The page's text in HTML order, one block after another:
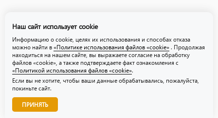
Политика использования файлов «cookie»
Звоните нам!
Наш сайт использует cookie
Информацию о cookie, целях их использования и способах отказа
можно найти в «Политике использования файлов «cookie» . Продолжая
находиться на нашем сайте, вы выражаете согласие на обработку
файлов «cookie», а также подтверждаете факт ознакомления с
«Политикой использования файлов «cookie».
Если вы не хотите, чтобы ваши данные обрабатывались, пожалуйста,
покиньте сайт.
ПРИНЯТЬ